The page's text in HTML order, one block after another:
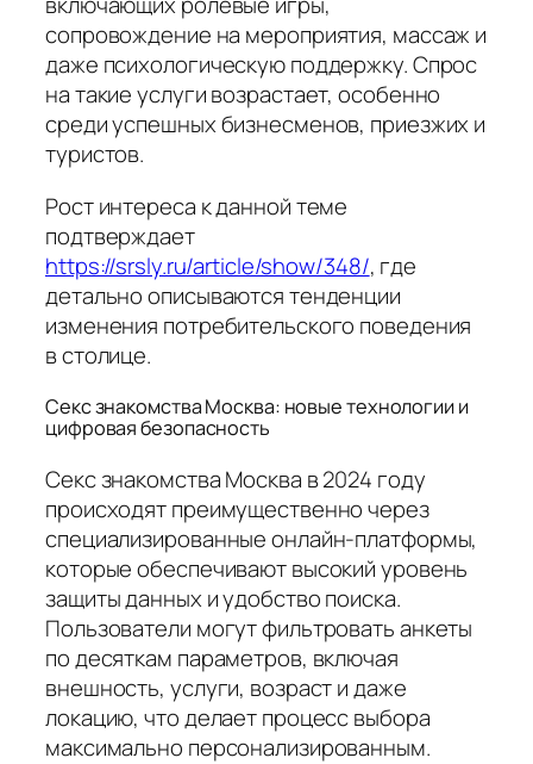
сопровождение на мероприятия, массаж и
даже психологическую поддержку. Спрос
на такие услуги возрастает, особенно
среди успешных бизнесменов, приезжих и
туристов.
Рост интереса к данной теме
подтверждает
https://srsly.ru/article/show/348/, где
детально описываются тенденции
изменения потребительского поведения
в столице.
Секс знакомства Москва: новые технологии и
цифровая безопасность
Секс знакомства Москва в 2024 году
происходят преимущественно через
специализированные онлайн-платформы,
которые обеспечивают высокий уровень
защиты данных и удобство поиска.
Пользователи могут фильтровать анкеты
по десяткам параметров, включая
внешность, услуги, возраст и даже
локацию, что делает процесс выбора
максимально персонализированным.